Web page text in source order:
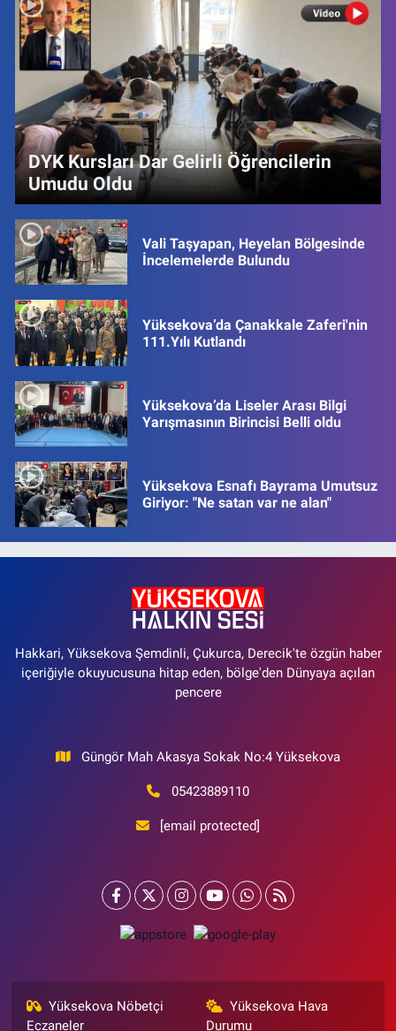
DYK Kursları Dar Gelirli Öğrencilerin
Umudu Oldu
Vali Taşyapan, Heyelan Bölgesinde
İncelemelerde Bulundu
Yüksekova’da Çanakkale Zaferi'nin
111.Yılı Kutlandı
Yüksekova’da Liseler Arası Bilgi
Yarışmasının Birincisi Belli oldu
Yüksekova Esnafı Bayrama Umutsuz
Giriyor: "Ne satan var ne alan"
Hakkari, Yüksekova Şemdinli, Çukurca, Derecik'te özgün haber
içeriğiyle okuyucusuna hitap eden, bölge'den Dünyaya açılan
pencere
Güngör Mah Akasya Sokak No:4 Yüksekova
05423889110
[email protected]
Yüksekova Nöbetçi
Eczaneler
Yüksekova Hava
Durumu